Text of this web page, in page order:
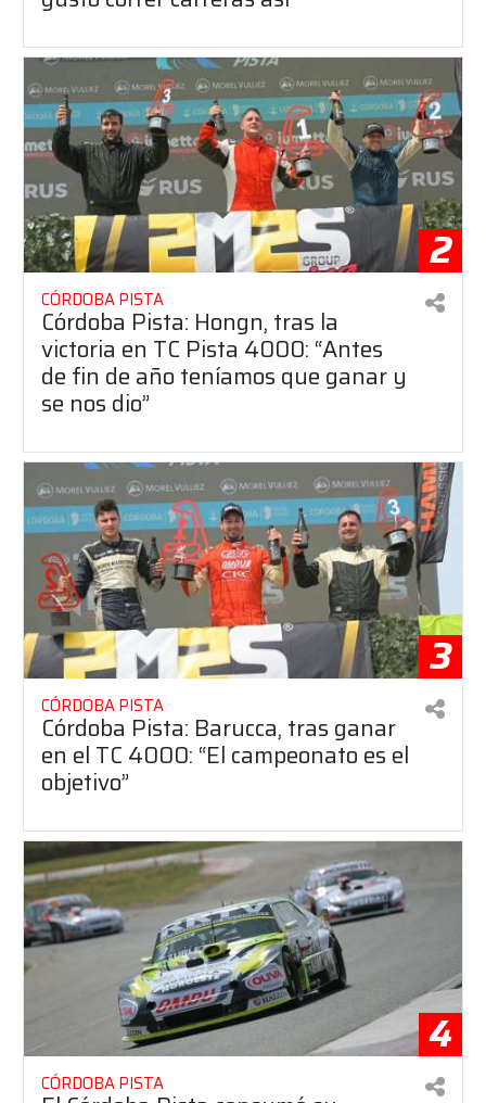
2
CÓRDOBA PISTA
Córdoba Pista: Hongn, tras la
victoria en TC Pista 4000: “Antes
de fin de año teníamos que ganar y
se nos dio”
3
CÓRDOBA PISTA
Córdoba Pista: Barucca, tras ganar
en el TC 4000: “El campeonato es el
objetivo”
4
CÓRDOBA PISTA